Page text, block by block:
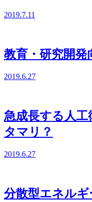
2019.7.11
教育・研究開発
2019.6.27
急成長する人
タマリ？
2019.6.27
分散型エネル